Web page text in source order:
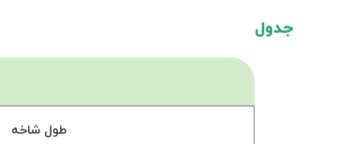
جدول
طول شاخه